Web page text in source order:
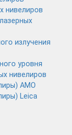
нивелиров
излучения
уровня
нивелиров
AMO
Leica